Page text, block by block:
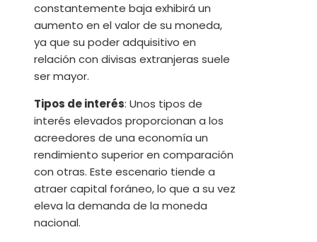
constantemente baja exhibirá un
aumento en el valor de su moneda,
ya que su poder adquisitivo en
relación con divisas extranjeras suele
ser mayor.
Tipos de interés: Unos tipos de
interés elevados proporcionan a los
acreedores de una economía un
rendimiento superior en comparación
con otras. Este escenario tiende a
atraer capital foráneo, lo que a su vez
eleva la demanda de la moneda
nacional.